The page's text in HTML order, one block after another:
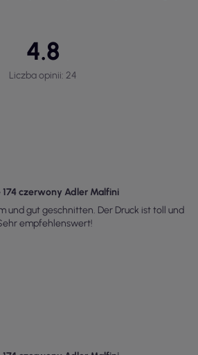
4.8
Liczba opinii: 24
174 czerwony Adler Malfini
und gut geschnitten. Der Druck ist toll und
empfehlenswert!